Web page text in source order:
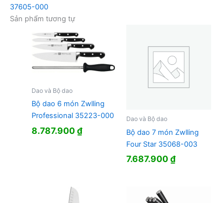
37605-000
Sản phẩm tương tự
Dao và Bộ dao
Bộ dao 6 món Zwlling
Professional 35223-000
8.787.900₫
Dao và Bộ dao
Bộ dao 7 món Zwlling
Four Star 35068-003
7.687.900₫